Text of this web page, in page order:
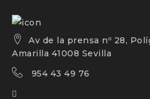
Av de la prensa nº 28,
Amarilla 41008 Sevilla
954 43 49 76